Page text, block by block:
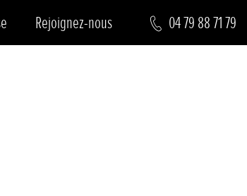
Rejoignez-nous 04 79 88 71 79